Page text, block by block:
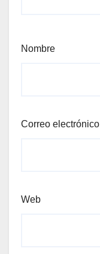
Nombre
Correo electrónico
Web